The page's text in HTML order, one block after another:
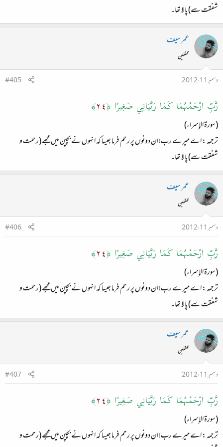
شفقت سے) پالا تھا۔
عمر سیف
محفلین
دسمبر 11، 2012
#405
رَّبِّ ارْحَمْهُمَا كَمَا رَبَّيَانِي صَغِيرًا ﴿٢٤﴾
(سورة الإسراء)
ترجمہ : اے میرے رب! ان دونوں پر رحم فرما جیسا کہ انہوں نے بچپن میں مجھے (رحمت و
شفقت سے) پالا تھا۔
عمر سیف
محفلین
دسمبر 11، 2012
#406
رَّبِّ ارْحَمْهُمَا كَمَا رَبَّيَانِي صَغِيرًا ﴿٢٤﴾
(سورة الإسراء)
ترجمہ : اے میرے رب! ان دونوں پر رحم فرما جیسا کہ انہوں نے بچپن میں مجھے (رحمت و
شفقت سے) پالا تھا۔
عمر سیف
محفلین
دسمبر 11، 2012
#407
رَّبِّ ارْحَمْهُمَا كَمَا رَبَّيَانِي صَغِيرًا ﴿٢٤﴾
(سورة الإسراء)
ترجمہ : اے میرے رب! ان دونوں پر رحم فرما جیسا کہ انہوں نے بچپن میں مجھے (رحمت و